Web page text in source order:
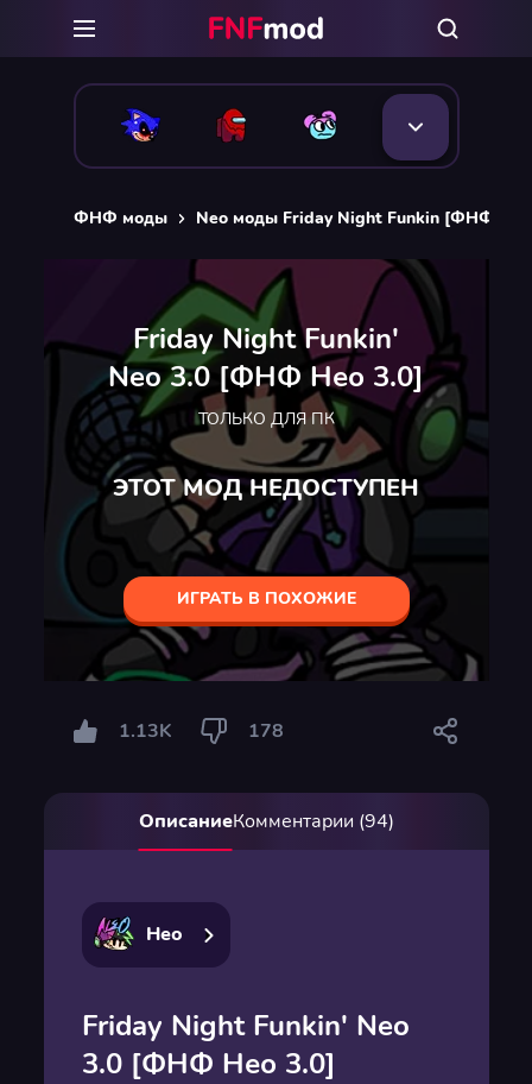
ФНФ моды Neo моды Friday Night Funkin [ФНФ
Friday Night Funkin'
Neo 3.0 [ФНФ Нео 3.0]
ТОЛЬКО ДЛЯ ПК
ЭТОТ МОД НЕДОСТУПЕН
ИГРАТЬ В ПОХОЖИЕ
1.13K 178
ОписаниеКомментарии (94)
Нео
Friday Night Funkin' Neo
3.0 [ФНФ Нео 3.0]